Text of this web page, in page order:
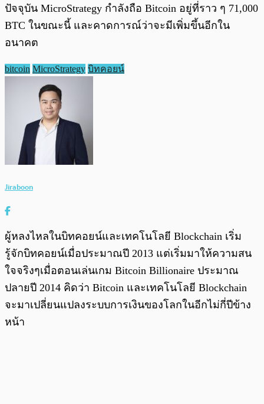
ปัจจุบัน MicroStrategy กำลังถือ Bitcoin อยู่ที่ราว ๆ 71,000
BTC ในขณะนี้ และคาดการณ์ว่าจะมีเพิ่มขึ้นอีกใน
อนาคต
bitcoin MicroStrategy บิทคอยน์
Jiraboon
ผู้หลงไหลในบิทคอยน์และเทคโนโลยี Blockchain เริ่ม
รู้จักบิทคอยน์เมื่อประมาณปี 2013 แต่เริ่มมาให้ความสน
ใจจริงๆเมื่อตอนเล่นเกม Bitcoin Billionaire ประมาณ
ปลายปี 2014 คิดว่า Bitcoin และเทคโนโลยี Blockchain
จะมาเปลี่ยนแปลงระบบการเงินของโลกในอีกไม่กี่ปีข้าง
หน้า